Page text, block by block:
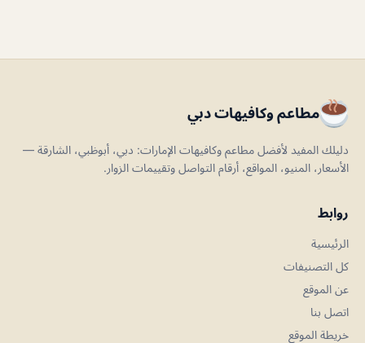
مطاعم وكافيهات دبي
دليلك المفيد لأفضل مطاعم وكافيهات الإمارات: دبي، أبوظبي، الشارقة —
الأسعار، المنيو، المواقع، أرقام التواصل وتقييمات الزوار.
روابط
الرئيسية
كل التصنيفات
عن الموقع
اتصل بنا
خريطة الموقع